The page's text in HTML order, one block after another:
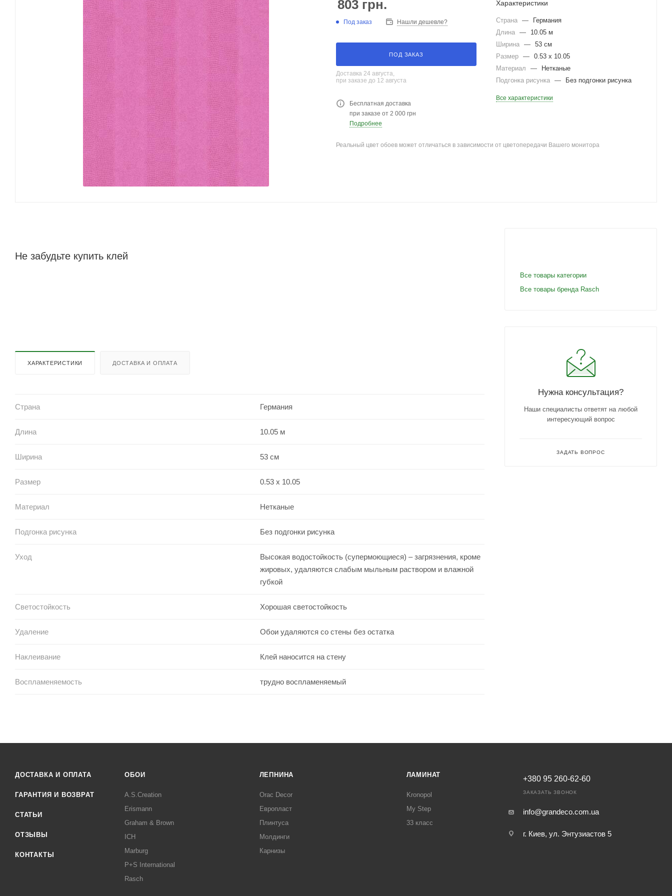
803 грн.
Под заказ Нашли дешевле?
ПОД ЗАКАЗ
Доставка 24 августа,
при заказе до 12 августа
Бесплатная доставка
при заказе от 2 000 грн
Подробнее
Характеристики
Страна —
Германия
Длина —
10.05 м
Ширина — 53 см
Размер — 0.53 x 10.05
Материал
—
Нетканые
Подгонка рисунка — Без подгонки рисунка
Все характеристики
Реальный цвет обоев может отличаться в зависимости от цветопередачи Вашего монитора
Не забудьте купить клей
ХАРАКТЕРИСТИКИ ДОСТАВКА И ОПЛАТА
Страна Германия
Длина 10.05 м
Ширина 53 см
Размер 0.53 x 10.05
Материал Нетканые
Подгонка рисунка Без подгонки рисунка
Уход
Высокая водостойкость (супермоющиеся) – загрязнения, кроме
жировых, удаляются слабым мыльным раствором и влажной
губкой
Светостойкость Хорошая светостойкость
Удаление Обои удаляются со стены без остатка
Наклеивание Клей наносится на стену
Воспламеняемость трудно воспламеняемый
Все товары категории
Все товары бренда Rasch
Нужна консультация?
Наши специалисты ответят на любой
интересующий вопрос
ЗАДАТЬ ВОПРОС
ДОСТАВКА И ОПЛАТА
ГАРАНТИЯ И ВОЗВРАТ
СТАТЬИ
ОТЗЫВЫ
КОНТАКТЫ
ОБОИ
A.S.Creation
Erismann
Graham & Brown
ICH
Marburg
P+S International
Rasch
ЛЕПНИНА
Orac Decor
Европласт
Плинтуса
Молдинги
Карнизы
ЛАМИНАТ
Kronopol
My Step
33 класс
+380 95 260-62-60
ЗАКАЗАТЬ ЗВОНОК
info@grandeco.com.ua
г. Киев, ул. Энтузиастов 5